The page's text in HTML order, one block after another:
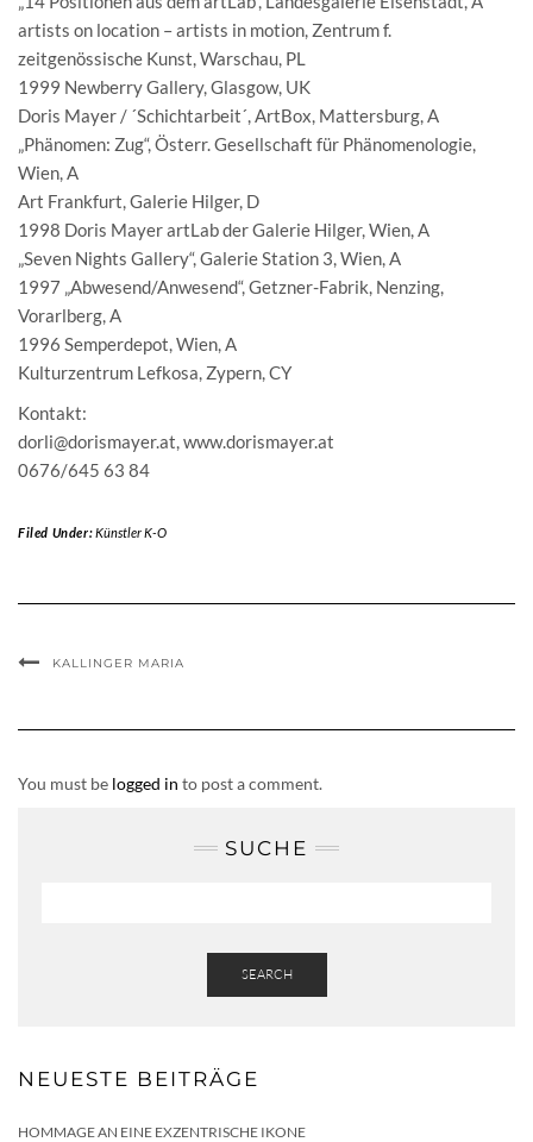
artists on location – artists in motion, Zentrum f.
zeitgenössische Kunst, Warschau, PL
1999 Newberry Gallery, Glasgow, UK
Doris Mayer / ´Schichtarbeit´, ArtBox, Mattersburg, A
„Phänomen: Zug“, Österr. Gesellschaft für Phänomenologie,
Wien, A
Art Frankfurt, Galerie Hilger, D
1998 Doris Mayer artLab der Galerie Hilger, Wien, A
„Seven Nights Gallery“, Galerie Station 3, Wien, A
1997 „Abwesend/Anwesend“, Getzner-Fabrik, Nenzing,
Vorarlberg, A
1996 Semperdepot, Wien, A
Kulturzentrum Lefkosa, Zypern, CY
Kontakt:
dorli@dorismayer.at, www.dorismayer.at
0676/645 63 84
Filed Under:Künstler K-O
KALLINGER MARIA
You must be logged in to post a comment.
SUCHE
SEARCH
NEUESTE BEITRÄGE
HOMMAGE AN EINE EXZENTRISCHE IKONE